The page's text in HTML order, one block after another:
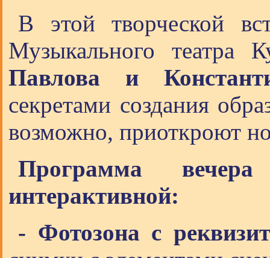
В этой творческой
Музыкального
Павлова и
секретами создания
возможно, приоткроют
Программа
интерактивной:
- Фотозона с